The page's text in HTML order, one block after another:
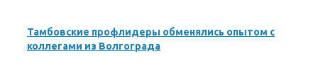
Тамбовские профлидеры обменялись опытом с
коллегами из Волгограда